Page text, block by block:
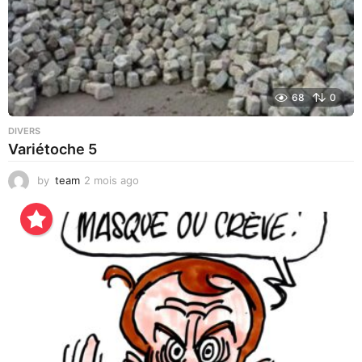
68 0
DIVERS
Variétoche 5
by team 2 mois ago
e
m
a
i
n
e
s
g
o